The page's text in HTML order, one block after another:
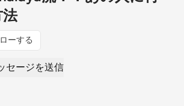
ーする
セージを送信